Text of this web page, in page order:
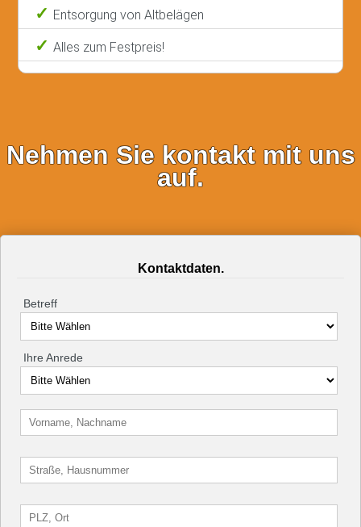
Entsorgung von Altbelägen
Alles zum Festpreis!
Nehmen Sie kontakt mit uns
auf.
Kontaktdaten.
Betreff
Ihre Anrede